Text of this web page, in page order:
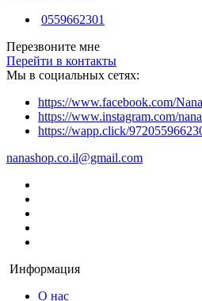
0559662301
Перезвоните мне
Перейти в контакты
Мы в социальных сетях:
https://www.facebook.com/
https://www.instagram.com/
https://wapp.click/
nanashop.co.il@gmail.com
Информация
О нас